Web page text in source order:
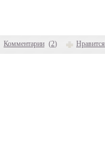
Комментарии (2) Нравится